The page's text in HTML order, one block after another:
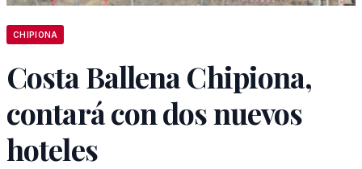
CHIPIONA
Costa Ballena Chipiona,
contará con dos nuevos
hoteles